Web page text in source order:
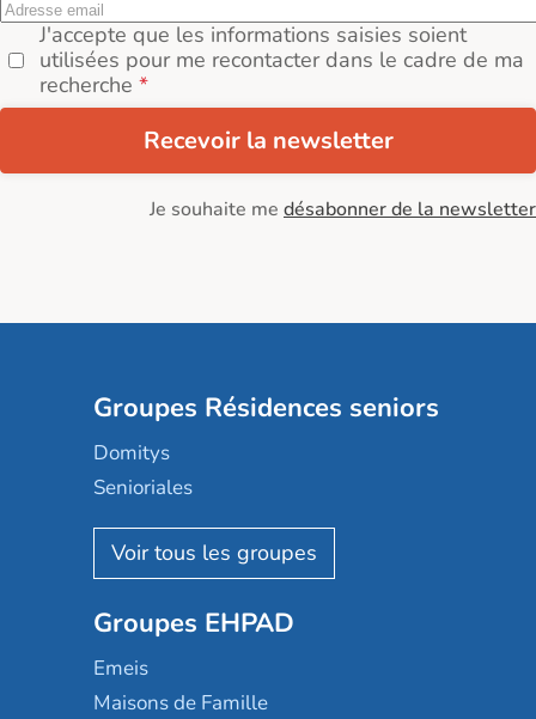
J'accepte que les informations saisies soient
utilisées pour me recontacter dans le cadre de ma
recherche
Recevoir la newsletter
Je souhaite me désabonner de la newsletter
Groupes Résidences seniors
Domitys
Senioriales
Nohée
Les Résidentiels
Mobicap
Domusvi
Happy Senior
Groupes EHPAD
Emeis
Maisons de Famille